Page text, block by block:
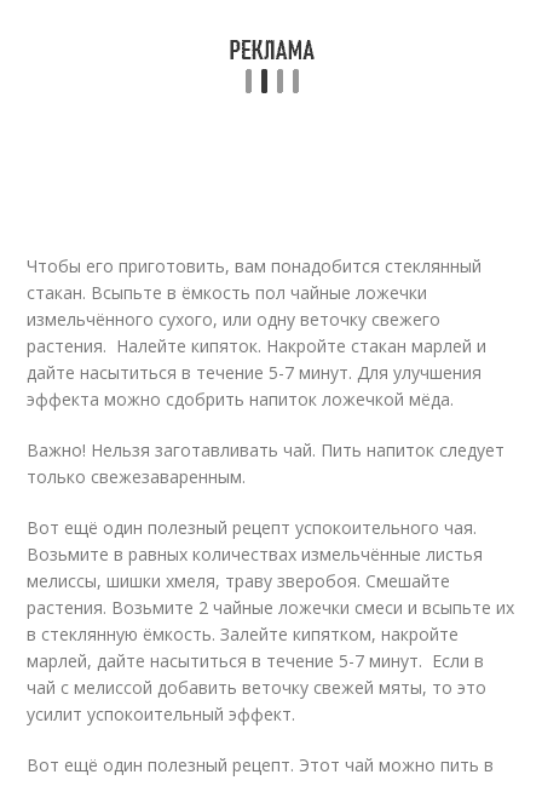
Чтобы его приготовить, вам понадобится стеклянный
стакан. Всыпьте в ёмкость пол чайные ложечки
измельчённого сухого, или одну веточку свежего
растения. Налейте кипяток. Накройте стакан марлей и
дайте насытиться в течение 5-7 минут. Для улучшения
эффекта можно сдобрить напиток ложечкой мёда.
Важно! Нельзя заготавливать чай. Пить напиток следует
только свежезаваренным.
Вот ещё один полезный рецепт успокоительного чая.
Возьмите в равных количествах измельчённые листья
мелиссы, шишки хмеля, траву зверобоя. Смешайте
растения. Возьмите 2 чайные ложечки смеси и всыпьте их
в стеклянную ёмкость. Залейте кипятком, накройте
марлей, дайте насытиться в течение 5-7 минут. Если в
чай с мелиссой добавить веточку свежей мяты, то это
усилит успокоительный эффект.
Вот ещё один полезный рецепт. Этот чай можно пить в